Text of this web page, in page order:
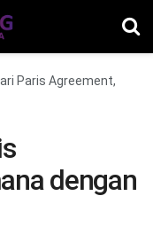
Paris Agreement,
dengan